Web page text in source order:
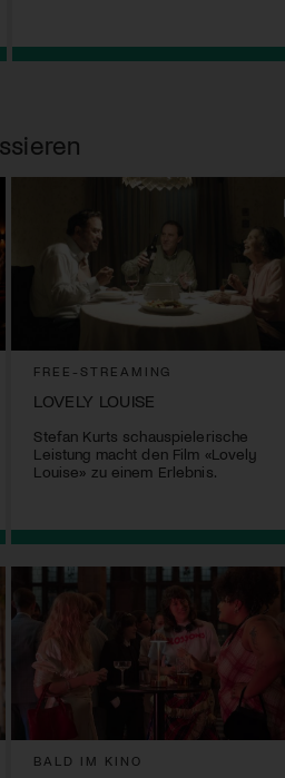
FREE-STREAMING
LOVELY LOUISE
Stefan Kurts schauspielerische
Leistung macht den Film «Lovely
Louise» zu einem Erlebnis.
BALD IM KINO